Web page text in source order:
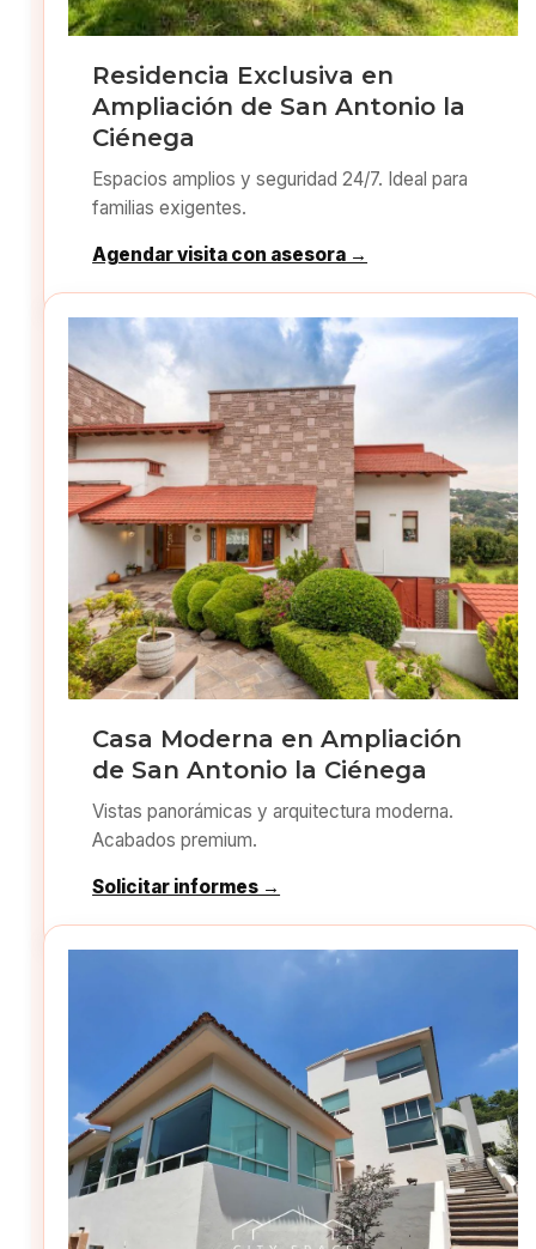
Residencia Exclusiva en
Ampliación de San Antonio la
Ciénega
Espacios amplios y seguridad 24/7. Ideal para
familias exigentes.
Agendar visita con asesora →
Casa Moderna en Ampliación
de San Antonio la Ciénega
Vistas panorámicas y arquitectura moderna.
Acabados premium.
Solicitar informes →